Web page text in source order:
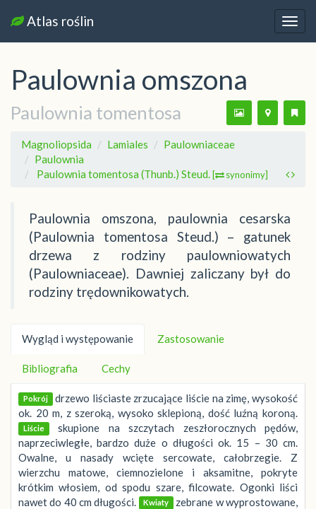
Atlas roślin
Paulownia omszona
Paulownia tomentosa
Magnoliopsida Lamiales
Paulowniaceae
Paulownia
Paulownia tomentosa (Thunb.) Steud. [ synonimy]
Paulownia omszona, paulownia cesarska
(Paulownia tomentosa Steud.) – gatunek
drzewa z rodziny paulowniowatych
(Paulowniaceae). Dawniej zaliczany był do
rodziny trędownikowatych.
Wygląd i występowanie Zastosowanie
Bibliografia Cechy
Pokrój drzewo liściaste zrzucające liście na zimę, wysokość
ok. 20 m, z szeroką, wysoko sklepioną, dość luźną koroną.
Liście skupione na szczytach zeszłorocznych pędów,
naprzeciwległe, bardzo duże o długości ok. 15 – 30 cm.
Owalne, u nasady wcięte sercowate, całobrzegie. Z
wierzchu matowe, ciemnozielone i aksamitne, pokryte
krótkim włosiem, od spodu szare, filcowate. Ogonki liści
nawet do 40 cm długości.
Kwiaty
zebrane w wyprostowane,